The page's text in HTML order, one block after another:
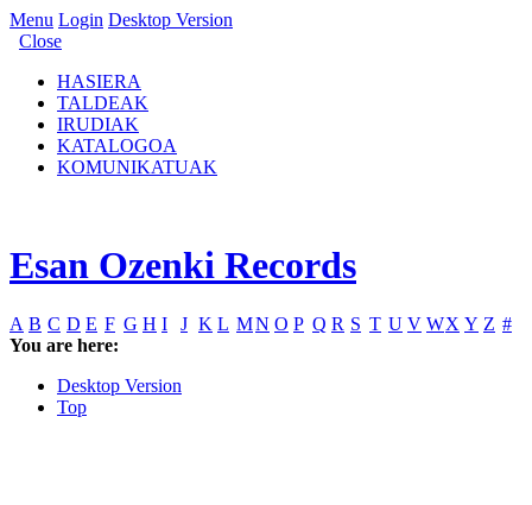
Menu Login Desktop Version
Close
HASIERA
TALDEAK
IRUDIAK
KATALOGOA
KOMUNIKATUAK
Esan Ozenki Records
A B C D E F G H I J K L MN O P Q R S T U V WX Y Z #
You are here:
Desktop Version
Top